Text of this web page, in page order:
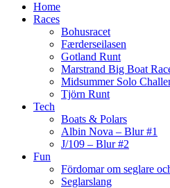
Home
Races
Bohusracet
Færderseilasen
Gotland Runt
Marstrand Big Boat
Midsummer Solo
Tjörn Runt
Tech
Boats & Polars
Albin Nova – Blur #1
J/109 – Blur #2
Fun
Fördomar om seglare
Seglarslang